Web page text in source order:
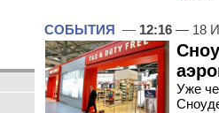
СОБЫТИЯ — 12:16 — 18
Уже